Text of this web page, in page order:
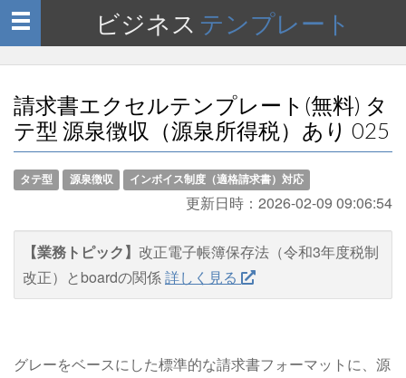
Toggle
navigation
ビジネス テンプレート
請求書エクセルテンプレート(無料) タ
テ型 源泉徴収（源泉所得税）あり 025
タテ型 源泉徴収 インボイス制度（適格請求書）対応
更新日時： 2026-02-09 09:06:54
【業務トピック】 改正電子帳簿保存法（令和3年度税制
改正）とboardの関係詳しく見る
グレーをベースにした標準的な請求書フォーマットに、源